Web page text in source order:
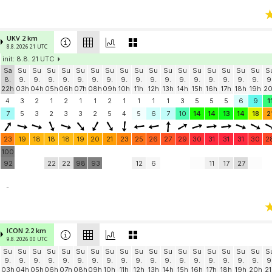
UKV 2 km
8.8. 2026 21 UTC
init: 8.8. 21 UTC
Sa
8.
22h
Su
9.
03h
Su
9.
04h
Su
9.
05h
Su
9.
06h
Su
9.
07h
Su
9.
08h
Su
9.
09h
Su
9.
10h
Su
9.
11h
Su
9.
12h
Su
9.
13h
Su
9.
14h
Su
9.
15h
Su
9.
16h
Su
9.
17h
Su
9.
18h
Su
9.
19h
4
3 2 1 2 1 1 2 1 1 1 1 3 5 5 5 6 9
7
5 3 2 3 3 2 5 4 5 6 7 10 14 14 13 14 18
23 19 18 18 18 19 20 21 23 25 26 27 29 30 31 31 31 30
100
92
22 22 98 93 12 6 11 17 27
-
ICON 2.2 km
9.8. 2026 00 UTC
Su
9.
03h
Su
9.
04h
Su
9.
05h
Su
9.
06h
Su
9.
07h
Su
9.
08h
Su
9.
09h
Su
9.
10h
Su
9.
11h
Su
9.
12h
Su
9.
13h
Su
9.
14h
Su
9.
15h
Su
9.
16h
Su
9.
17h
Su
9.
18h
Su
9.
19h
Su
9.
20h